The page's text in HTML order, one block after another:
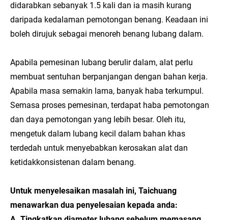
didarabkan sebanyak 1.5 kali dan ia masih kurang
daripada kedalaman pemotongan benang. Keadaan ini
boleh dirujuk sebagai menoreh benang lubang dalam.
Apabila pemesinan lubang berulir dalam, alat perlu
membuat sentuhan berpanjangan dengan bahan kerja.
Apabila masa semakin lama, banyak haba terkumpul.
Semasa proses pemesinan, terdapat haba pemotongan
dan daya pemotongan yang lebih besar. Oleh itu,
mengetuk dalam lubang kecil dalam bahan khas
terdedah untuk menyebabkan kerosakan alat dan
ketidakkonsistenan dalam benang.
Untuk menyelesaikan masalah ini, Taichuang
menawarkan dua penyelesaian kepada anda: